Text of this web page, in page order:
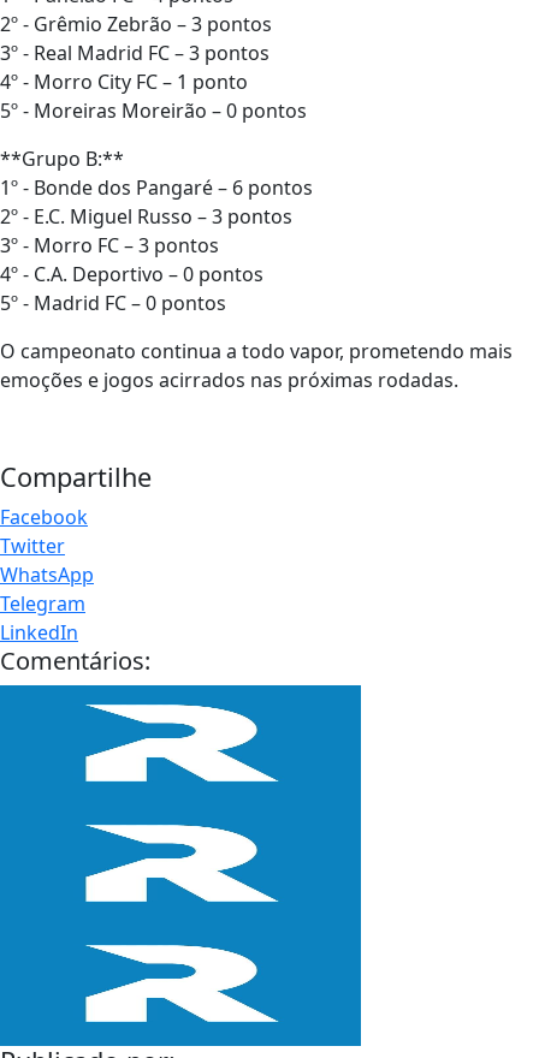
2º - Grêmio Zebrão – 3 pontos
3º - Real Madrid FC – 3 pontos
4º - Morro City FC – 1 ponto
5º - Moreiras Moreirão – 0 pontos
**Grupo B:**
1º - Bonde dos Pangaré – 6 pontos
2º - E.C. Miguel Russo – 3 pontos
3º - Morro FC – 3 pontos
4º - C.A. Deportivo – 0 pontos
5º - Madrid FC – 0 pontos
O campeonato continua a todo vapor, prometendo mais
emoções e jogos acirrados nas próximas rodadas.
Compartilhe
Facebook
Twitter
WhatsApp
Telegram
LinkedIn
Comentários: